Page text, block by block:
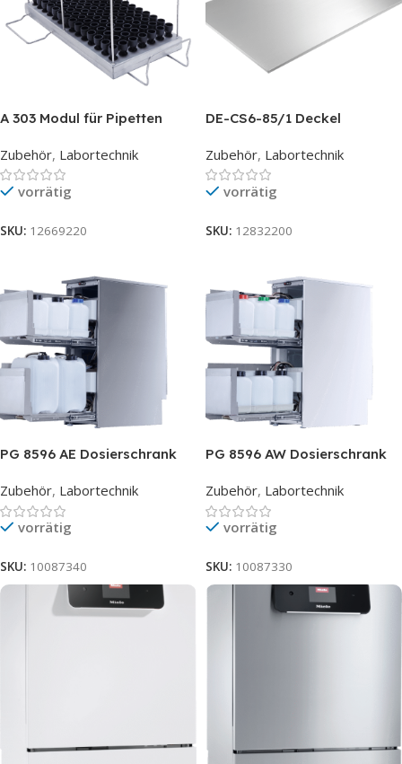
A 303 Modul für Pipetten
Zubehör, Labortechnik
vorrätig
SKU: 12669220
DE-CS6-85/1 Deckel
Zubehör, Labortechnik
vorrätig
SKU: 12832200
PG 8596 AE Dosierschrank
Zubehör, Labortechnik
vorrätig
SKU: 10087340
PG 8596 AW Dosierschrank
Zubehör, Labortechnik
vorrätig
SKU: 10087330